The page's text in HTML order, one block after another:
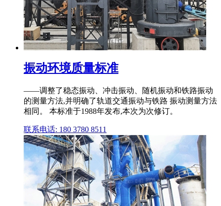
振动环境质量标准
——调整了稳态振动、冲击振动、随机振动和铁路振动
的测量方法,并明确了轨道交通振动与铁路 振动测量方法
相同。 本标准于1988年发布,本次为次修订。
联系电话: 180 3780 8511